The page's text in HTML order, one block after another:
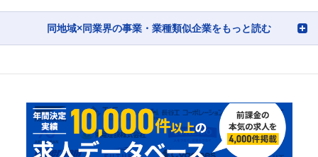
同地域×同業界の事業・業種類似企業をもっと読む